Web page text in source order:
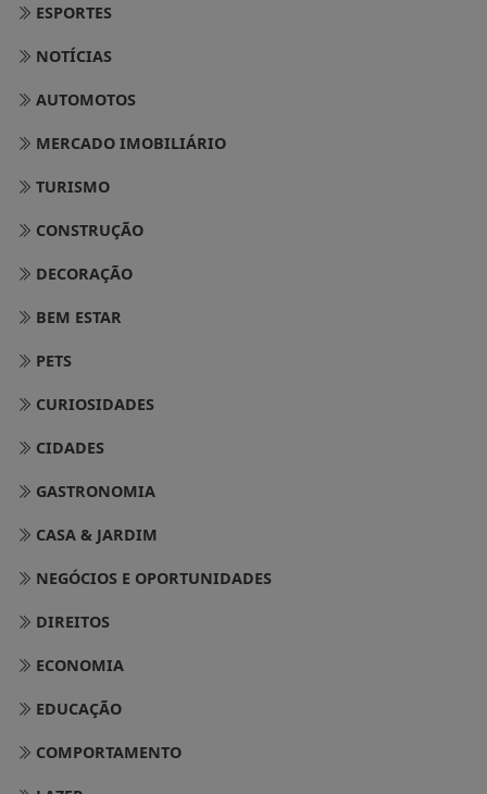
ESPORTES
NOTÍCIAS
AUTOMOTOS
MERCADO IMOBILIÁRIO
TURISMO
CONSTRUÇÃO
DECORAÇÃO
BEM ESTAR
PETS
CURIOSIDADES
CIDADES
GASTRONOMIA
CASA & JARDIM
NEGÓCIOS E OPORTUNIDADES
DIREITOS
ECONOMIA
EDUCAÇÃO
COMPORTAMENTO